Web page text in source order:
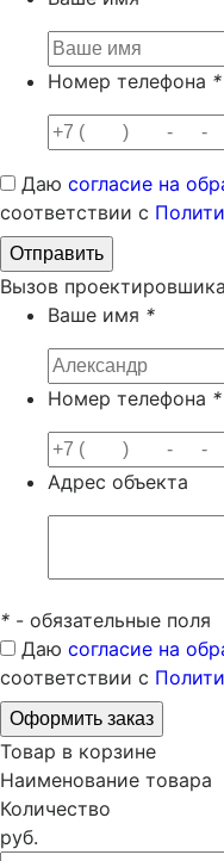
Номер телефона *
Даю согласие на
соответствии с
Вызов проектировшика
Ваше имя *
Номер телефона *
Адрес объекта
* - обязательные поля
Даю согласие на
соответствии с
Товар в корзине
Наименование товара
Количество
руб.